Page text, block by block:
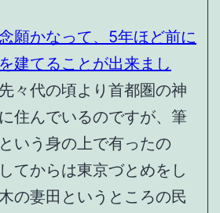
願かなって、5年ほど前に
建てることが出来まし
々代の頃より首都圏の神
住んでいるのですが、筆
いう身の上で有ったの
てからは東京づとめをし
の妻田というところの民